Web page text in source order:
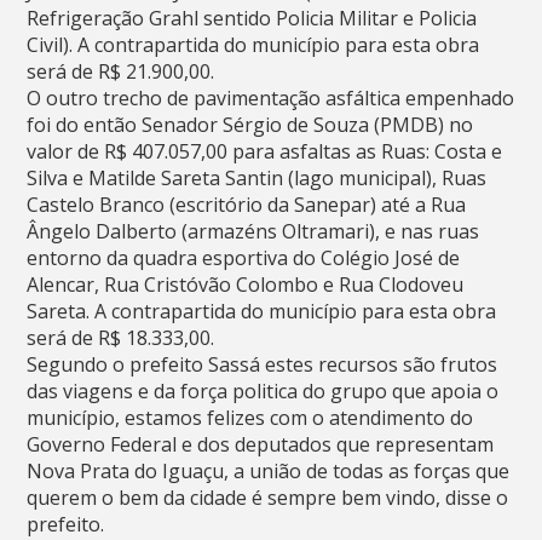
Refrigeração Grahl sentido Policia Militar e Policia
Civil). A contrapartida do município para esta obra
será de R$ 21.900,00.
O outro trecho de pavimentação asfáltica empenhado
foi do então Senador Sérgio de Souza (PMDB) no
valor de R$ 407.057,00 para asfaltas as Ruas: Costa e
Silva e Matilde Sareta Santin (lago municipal), Ruas
Castelo Branco (escritório da Sanepar) até a Rua
Ângelo Dalberto (armazéns Oltramari), e nas ruas
entorno da quadra esportiva do Colégio José de
Alencar, Rua Cristóvão Colombo e Rua Clodoveu
Sareta. A contrapartida do município para esta obra
será de R$ 18.333,00.
Segundo o prefeito Sassá estes recursos são frutos
das viagens e da força politica do grupo que apoia o
município, estamos felizes com o atendimento do
Governo Federal e dos deputados que representam
Nova Prata do Iguaçu, a união de todas as forças que
querem o bem da cidade é sempre bem vindo, disse o
prefeito.